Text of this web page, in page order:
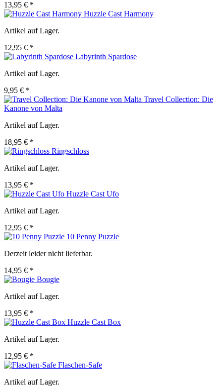
13,95 € *
Huzzle Cast Harmony
Artikel auf Lager.
12,95 € *
Labyrinth Spardose
Artikel auf Lager.
9,95 € *
Travel Collection: Die
Kanone von Malta
Artikel auf Lager.
18,95 € *
Ringschloss
Artikel auf Lager.
13,95 € *
Huzzle Cast Ufo
Artikel auf Lager.
12,95 € *
10 Penny Puzzle
Derzeit leider nicht lieferbar.
14,95 € *
Bougie
Artikel auf Lager.
13,95 € *
Huzzle Cast Box
Artikel auf Lager.
12,95 € *
Flaschen-Safe
Artikel auf Lager.